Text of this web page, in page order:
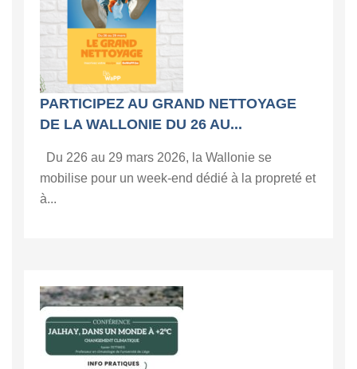
PARTICIPEZ AU GRAND NETTOYAGE
DE LA WALLONIE DU 26 AU...
Du 226 au 29 mars 2026, la Wallonie se
mobilise pour un week-end dédié à la propreté et
à...